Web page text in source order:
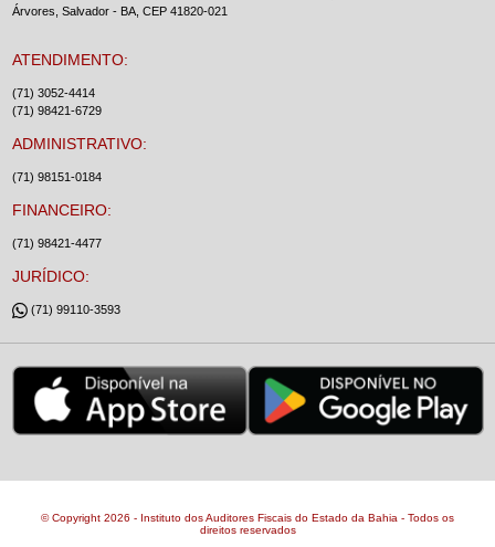
Árvores, Salvador - BA, CEP 41820-021
ATENDIMENTO:
(71) 3052-4414
(71) 98421-6729
ADMINISTRATIVO:
(71) 98151-0184
FINANCEIRO:
(71) 98421-4477
JURÍDICO:
(71) 99110-3593
© Copyright 2026 - Instituto dos Auditores Fiscais do Estado da Bahia - Todos os
direitos reservados